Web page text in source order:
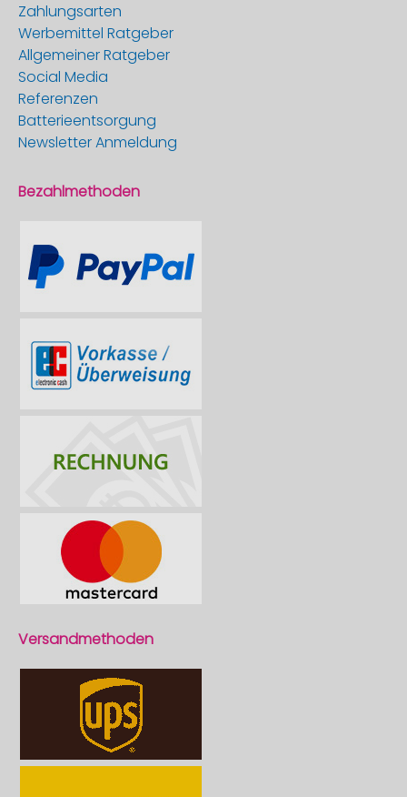
Zahlungsarten
Werbemittel Ratgeber
Allgemeiner Ratgeber
Social Media
Referenzen
Batterieentsorgung
Newsletter Anmeldung
Bezahlmethoden
Versandmethoden